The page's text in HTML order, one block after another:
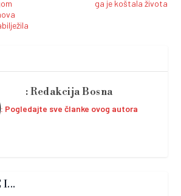
ga je koštala života
Redakcija Bosna
Pogledajte sve članke ovog autora
I...